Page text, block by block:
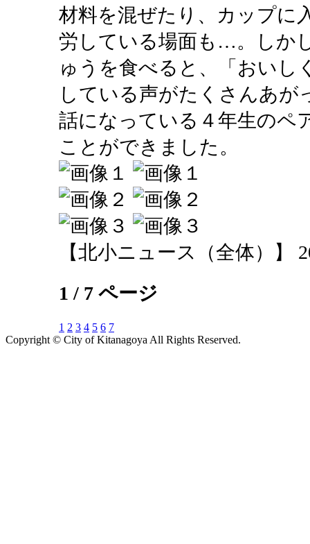
材料を混ぜたり、カップに
労している場面も…。しか
ゅうを食べると、「おいし
している声がたくさんあ
話になっている４年生のペ
ことができました。
【北小ニュース（全体）】
1 / 7 ページ
1 2 3 4 5 6 7
Copyright © City of Kitanagoya All Rights Reserved.